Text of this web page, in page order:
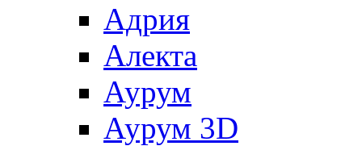
Адрия
Алекта
Аурум
Аурум 3D